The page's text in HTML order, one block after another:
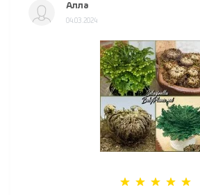
Алла
04.03.2024